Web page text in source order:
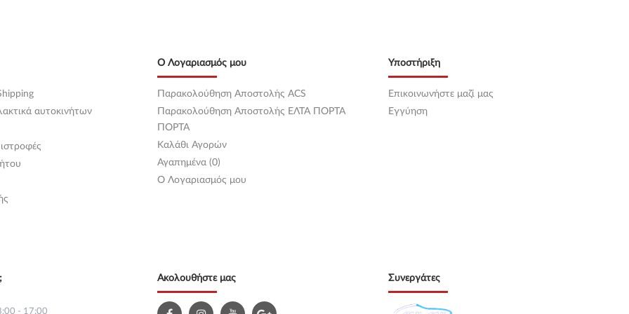
αυτοκινήτων
Ο Λογαριασμός μου
Παρακολούθηση Αποστολής ACS
Παρακολούθηση Αποστολής ΕΛΤΑ ΠΟΡΤΑ
ΠΟΡΤΑ
Καλάθι Αγορών
Αγαπημένα (0)
O Λογαριασμός μου
Υποστήριξη
Επικοινωνήστε μαζί μας
Εγγύηση
- 17:00
Ακολουθήστε μας Συνεργάτες